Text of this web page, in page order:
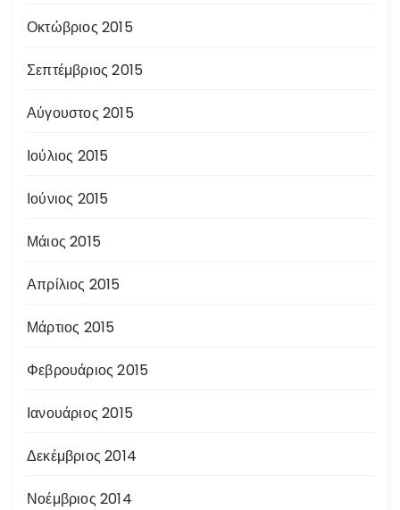
Οκτώβριος 2015
Σεπτέμβριος 2015
Αύγουστος 2015
Ιούλιος 2015
Ιούνιος 2015
Μάιος 2015
Απρίλιος 2015
Μάρτιος 2015
Φεβρουάριος 2015
Ιανουάριος 2015
Δεκέμβριος 2014
Νοέμβριος 2014